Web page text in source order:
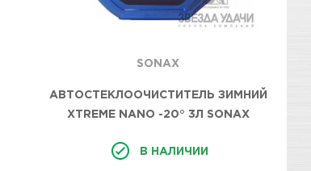
SONAX
АВТОСТЕКЛООЧИСТИТЕЛЬ ЗИМНИЙ
XTREME NANO -20° 3Л SONAX
В НАЛИЧИИ